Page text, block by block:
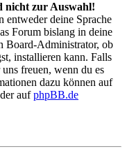
nicht zur Auswahl!
deine Sprache
Forum bislang in deine
Board-Administrator, ob
installieren kann. Falls
freuen, wenn du es
dazu können auf
aufphpBB.de